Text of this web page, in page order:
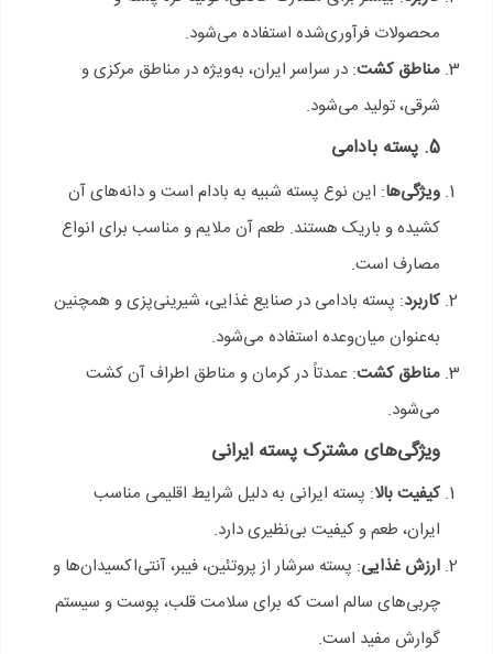
محصولات فرآوری‌شده استفاده می‌شود.
مناطق کشت: در سراسر ایران، به‌ویژه در مناطق مرکزی و
شرقی، تولید می‌شود.
5. پسته بادامی
ویژگی‌ها: این نوع پسته شبیه به بادام است و دانه‌های آن
کشیده و باریک هستند. طعم آن ملایم و مناسب برای انواع
مصارف است.
کاربرد: پسته بادامی در صنایع غذایی، شیرینی‌پزی و همچنین
به‌عنوان میان‌وعده استفاده می‌شود.
مناطق کشت: عمدتاً در کرمان و مناطق اطراف آن کشت
می‌شود.
ویژگی‌های مشترک پسته ایرانی
کیفیت بالا: پسته ایرانی به دلیل شرایط اقلیمی مناسب
ایران، طعم و کیفیت بی‌نظیری دارد.
ارزش غذایی: پسته سرشار از پروتئین، فیبر، آنتی‌اکسیدان‌ها و
چربی‌های سالم است که برای سلامت قلب، پوست و سیستم
گوارش مفید است.